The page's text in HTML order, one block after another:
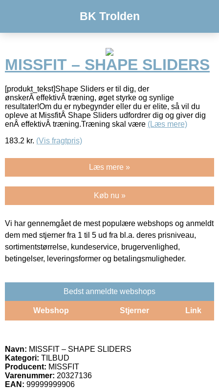
BK Trolden
MISSFIT – SHAPE SLIDERS
[produkt_tekst]Shape Sliders er til dig, der
ønskerÂ effektivÂ træning, øget styrke og synlige
resultater!Om du er nybegynder eller du er elite, så vil du
opleve at MissfitÂ Shape Sliders udfordrer dig og giver dig
enÂ effektivÂ træning.Træning skal være (Læs mere)
183.2 kr. (Vis fragtpris)
Læs mere »
Køb nu »
Vi har gennemgået de mest populære webshops og anmeldt
dem med stjerner fra 1 til 5 ud fra bl.a. deres prisniveau,
sortimentstørrelse, kundeservice, brugervenlighed,
betingelser, leveringsformer og betalingsmuligheder.
Bedst anmeldte webshops
Webshop Stjerner Link
Navn: MISSFIT – SHAPE SLIDERS
Kategori: TILBUD
Producent: MISSFIT
Varenummer: 20327136
EAN: 99999999906